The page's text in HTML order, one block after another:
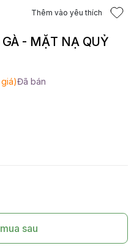
Thêm vào yêu thích
- MẶT NẠ QUỶ
Đã bán
sau